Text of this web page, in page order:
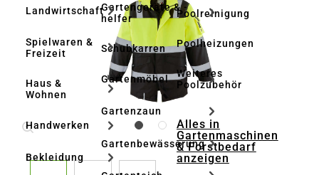
Landwirtschaft
Spielwaren &
Freizeit
Haus &
Wohnen
Handwerken
Bekleidung
Gartengeräte & -
helfer
Schubkarren
Gartenmöbel
Gartenzaun
Gartenbewässerung
Poolreinigung
Poolheizungen
Weiteres
Poolzubehör
Alles in
Gartenmaschinen
& Forstbedarf
anzeigen